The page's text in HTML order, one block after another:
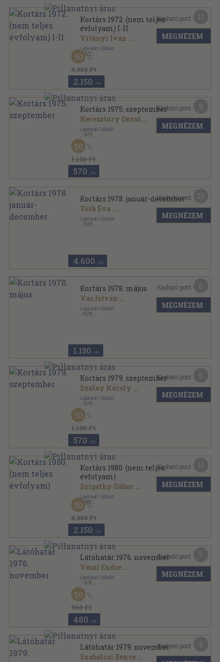
Kortárs 1972. (nem teljes
évfolyam) I-II.
Vitányi Iván ...
Lapkiadó Vállalat
, 1972
Könyvkötői kötés
Kortárs sorozat
4.300 Ft
50
2.150 ,-Ft
Kapható pont:
MEGNÉZEM
Kortárs 1975. szeptember
Keresztury Dezső ...
Lapkiadó Vállalat
1975
Ragasztott papírkötés
Kortárs sorozat
1.150 Ft
50
570 ,-Ft
Kapható pont:
MEGNÉZEM
Kortárs 1978. január-december
Tóth Éva ...
Lapkiadó Vállalat
1978
4.600 ,-Ft
Kapható pont:
MEGNÉZEM
Kortárs 1978. május
Vas István ...
Lapkiadó Vállalat
1978
1.150 ,-Ft
Kapható pont:
MEGNÉZEM
Kortárs 1979. szeptember
Szalay Károly ...
Lapkiadó Vállalat
1979
Ragasztott papírkötés
Kortárs sorozat
1.150 Ft
50
570 ,-Ft
Kapható pont:
MEGNÉZEM
Kortárs 1980. (nem teljes
évfolyam)
Szigethy Gábor ...
Lapkiadó Vállalat
, 1980
Ragasztott papírkötés
Kortárs sorozat
4.300 Ft
50
2.150 ,-Ft
Kapható pont:
MEGNÉZEM
Látóhatár 1976. november
Vészi Endre ...
Lapkiadó Vállalat
1976
Ragasztott papírkötés
Látóhatár sorozat
960 Ft
50
480 ,-Ft
Kapható pont:
MEGNÉZEM
Látóhatár 1979. november
Szabolcsi Bence ...
Kapható pont: